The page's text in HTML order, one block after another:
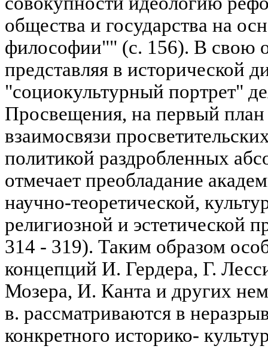
общества и государства на
философии"" (с. 156). В свою
представляя в исторической
"социокультурный портрет"
Просвещения, на первый план
взаимосвязи
политикой раздробленных
отмечает преобладание
научно-теоретической,
религиозной и эстетической
314 - 319). Таким образом
концепций И. Гердера, Г.
Мозера, И. Канта и других
в. рассматриваются в
конкретного историко-